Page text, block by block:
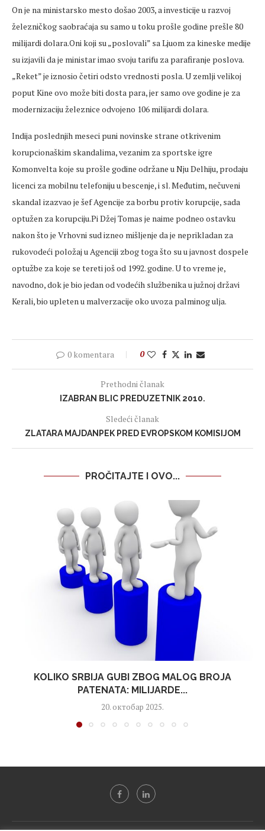
On je na ministarsko mesto došao 2003, a investicije u razvoj
železničkog saobraćaja su samo u toku prošle godine prešle 80
milijardi dolara.Oni koji su „poslovali” sa Ljuom za kineske medije
su izjavili da je ministar imao svoju tarifu za parafiranje poslova.
„Reket” je iznosio četiri odsto vrednosti posla. U zemlji velikoj
poput Kine ovo može biti dosta para, jer samo ove godine je za
modernizaciju železnice odvojeno 106 milijardi dolara.
Indija poslednjih meseci puni novinske strane otkrivenim
korupcionaškim skandalima, vezanim za sportske igre
Komonvelta koje su prošle godine održane u Nju Delhiju, prodaju
licenci za mobilnu telefoniju u bescenje, i sl. Međutim, nečuveni
skandal izazvao je šef Agencije za borbu protiv korupcije, sada
optužen za korupciju.Pi Džej Tomas je naime podneo ostavku
nakon što je Vrhovni sud izneo mišljenje da je neprikladan za
rukovodeći položaj u Agenciji zbog toga što su u javnost dospele
optužbe za koje se tereti još od 1992. godine. U to vreme je,
navodno, dok je bio jedan od vodećih službenika u južnoj državi
Kerali, bio upleten u malverzacije oko uvoza palminog ulja.
0 komentara 0
Prethodni članak
IZABRAN BLIC PREDUZETNIK 2010.
Sledeći članak
ZLATARA MAJDANPEK PRED EVROPSKOM KOMISIJOM
PROČITAJTE I OVO...
KOLIKO SRBIJA GUBI ZBOG MALOG BROJA
PATENATA: MILIJARDE...
20. октобар 2025.